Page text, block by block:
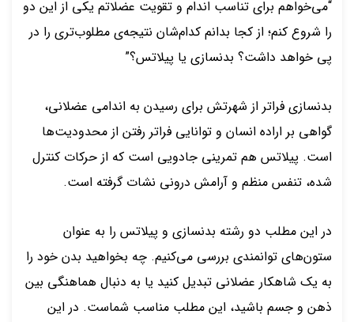
“می‌خواهم برای تناسب اندام و تقویت عضلاتم یکی از این دو
را شروع کنم؛ از کجا بدانم کدام‌شان نتیجه‌ی مطلوب‌تری را در
پی خواهد داشت؟ بدنسازی یا پیلاتس؟”
بدنسازی فراتر از شهرتش برای رسیدن به اندامی عضلانی،
گواهی بر اراده انسان و توانایی فراتر رفتن از محدودیت‌ها
است. پیلاتس هم تمرینی جادویی است که از حرکات کنترل
شده، تنفس منظم و آرامش درونی نشات گرفته است.
در این مطلب دو رشته بدنسازی و پیلاتس را به عنوان
ستون‌های توانمندی بررسی می‌کنیم. چه بخواهید بدن خود را
به یک شاهکار عضلانی تبدیل کنید یا به دنبال هماهنگی بین
ذهن و جسم باشید، این مطلب مناسب شماست. در این